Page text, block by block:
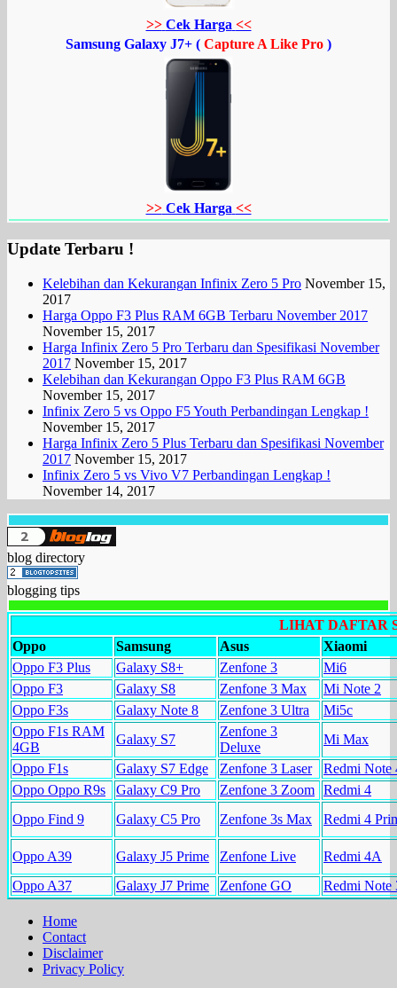
>> Cek Harga <<
Samsung Galaxy J7+ ( Capture A Like Pro )
>>Cek Harga <<
Update Terbaru !
Kelebihan dan Kekurangan Infinix Zero 5 Pro November 15,
2017
Harga Oppo F3 Plus RAM 6GB Terbaru November 2017
November 15, 2017
Harga Infinix Zero 5 Pro Terbaru dan Spesifikasi November
2017 November 15, 2017
Kelebihan dan Kekurangan Oppo F3 Plus RAM 6GB
November 15, 2017
Infinix Zero 5 vs Oppo F5 Youth Perbandingan Lengkap !
November 15, 2017
Harga Infinix Zero 5 Plus Terbaru dan Spesifikasi November
2017 November 15, 2017
Infinix Zero 5 vs Vivo V7 Perbandingan Lengkap !
November 14, 2017
blog directory
blogging tips
LIHAT DAFTAR
Oppo
Samsung Asus
Xiaomi
Oppo F3 Plus
Galaxy S8+ Zenfone 3
Mi6
Oppo F3
Galaxy S8 Zenfone 3 Max
Mi Note 2
Oppo F3s
Galaxy Note 8 Zenfone 3 Ultra
Mi5c
Oppo F1s RAM
4GB
Galaxy S7
Zenfone 3
Deluxe
Mi Max
Oppo F1s
Galaxy S7 Edge Zenfone 3 Laser
Redmi Note
Oppo Oppo R9s
Galaxy C9 Pro Zenfone 3 Zoom Redmi 4
Oppo Find 9
Galaxy C5 Pro Zenfone 3s Max Redmi 4
Oppo A39 Galaxy J5 Prime Zenfone Live
Redmi 4A
Oppo A37
Galaxy J7 Prime Zenfone GO Redmi Note
Home
Contact
Disclaimer
Privacy Policy